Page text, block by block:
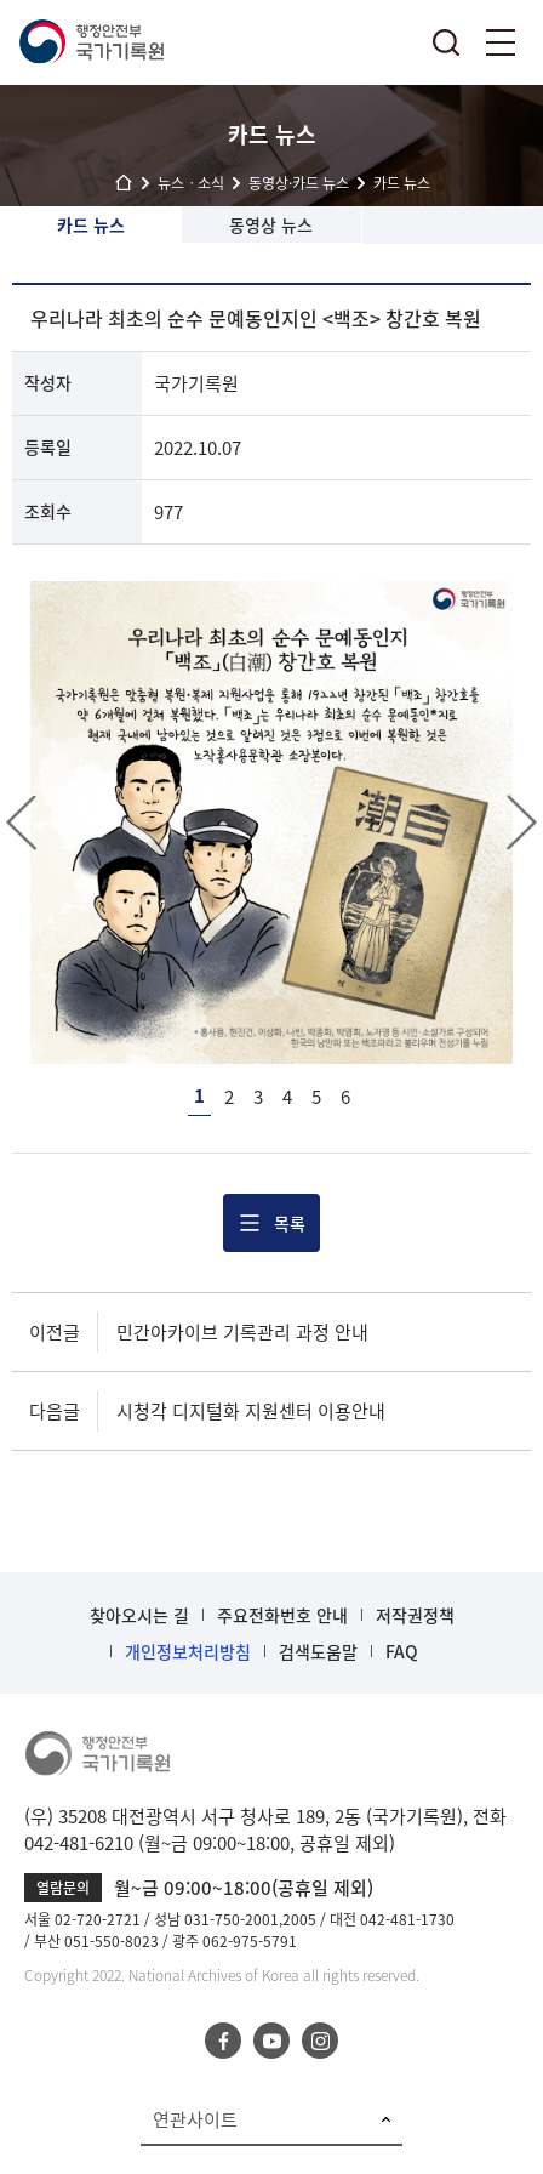
카드 뉴스
뉴스ㆍ소식 동영상·카드 뉴스 카드 뉴스
카드 뉴스 동영상 뉴스
우리나라 최초의 순수 문예동인지인 <백조> 창간호 복원
작성자 국가기록원
등록일 2022.10.07
조회수 977
1 2 3 4 5 6
목록
이전글 민간아카이브 기록관리 과정 안내
다음글 시청각 디지털화 지원센터 이용안내
찾아오시는 길 주요전화번호 안내
저작권정책
개인정보처리방침
검색도움말 FAQ
(우) 35208 대전광역시 서구 청사로 189, 2동 (국가기록원), 전화
042-481-6210 (월~금 09:00~18:00, 공휴일 제외)
열람문의 월~금 09:00~18:00(공휴일 제외)
서울 02-720-2721 성남 031-750-2001,2005
대전 042-481-1730
부산 051-550-8023
광주 062-975-5791
Copyright 2022. National Archives of Korea all rights reserved.
연관사이트